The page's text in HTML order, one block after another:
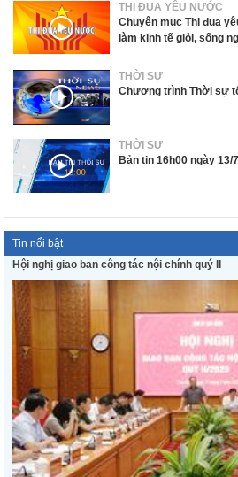
THI ĐUA YÊU NƯỚC
Chuyên mục Thi đua
làm kinh tế giỏi, sống
THỜI SỰ
Chương trình Thời sự
THỜI SỰ
Bản tin 16h00 ngày 13/
Tin nổi bật
Hội nghị giao ban công tác nội chính quý II